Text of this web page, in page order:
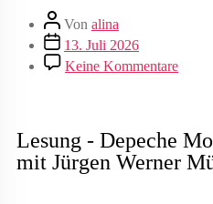
Von alina
13. Juli 2026
Keine Kommentare
Lesung - Depeche
mit Jürgen Werner